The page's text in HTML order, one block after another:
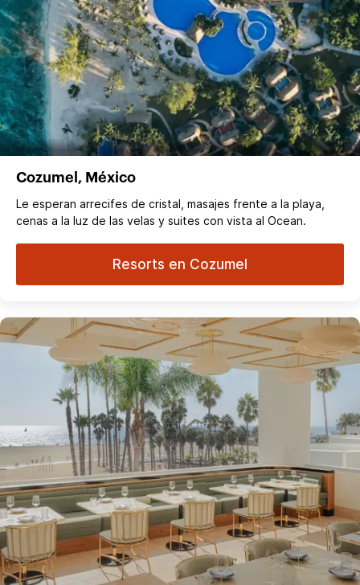
Cozumel, México
Le esperan arrecifes de cristal, masajes frente a la playa,
cenas a la luz de las velas y suites con vista al Ocean.
Resorts en Cozumel